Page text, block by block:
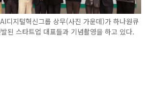
디지털혁신그룹 상무(사진 가운데)가 하나원큐
된 스타트업 대표들과 기념촬영을 하고 있다.